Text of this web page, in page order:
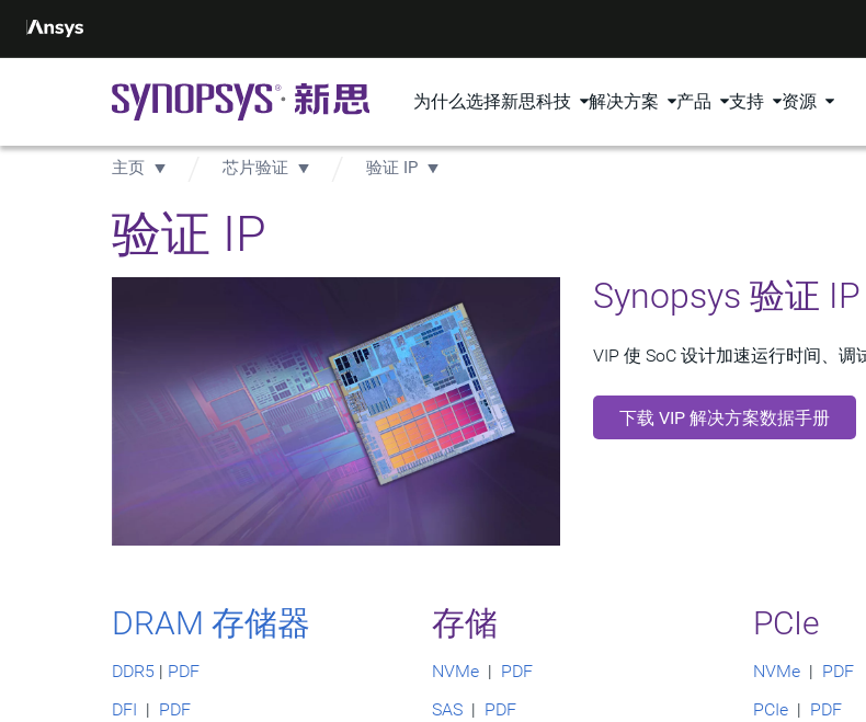
为什么选择新思科技 解决方案 产品 支持 资源
主页 芯片验证 验证 IP
验证 IP
Synopsys 验证 IP
VIP 使 SoC 设计加速运行时间、调
下载 VIP 解决方案数据手册
DRAM 存储器
DDR5 | PDF
DFI | PDF
存储
NVMe | PDF
SAS | PDF
PCIe
NVMe| PDF
PCIe| PDF